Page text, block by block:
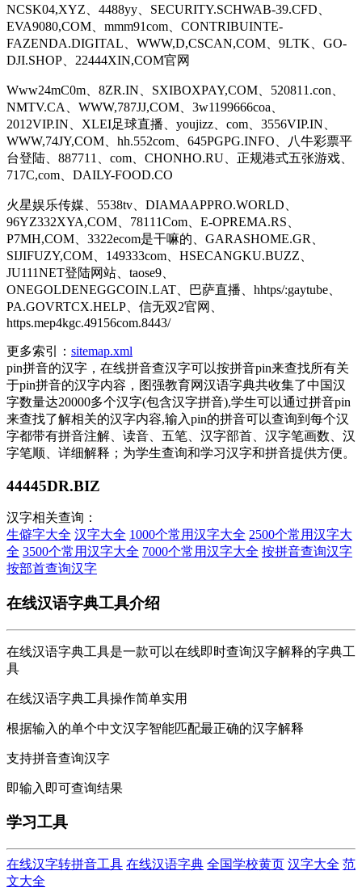
NCSK04,XYZ、4488yy、SECURITY.SCHWAB-39.CFD、
EVA9080,COM、mmm91com、CONTRIBUINTE-
FAZENDA.DIGITAL、WWW,D,CSCAN,COM、9LTK、GO-
DJI.SHOP、22444XIN,COM官网
Www24mC0m、8ZR.IN、SXIBOXPAY,COM、520811.con、
NMTV.CA、WWW,787JJ,COM、3w1199666coa、
2012VIP.IN、XLEI足球直播、youjizz、com、3556VIP.IN、
WWW,74JY,COM、hh.552com、645PGPG.INFO、八牛彩票平
台登陆、887711、com、CHONHO.RU、正规港式五张游戏、
717C,com、DAILY-FOOD.CO
火星娱乐传媒、5538tv、DIAMAAPPRO.WORLD、
96YZ332XYA,COM、78111Com、E-OPREMA.RS、
P7MH,COM、3322ecom是干嘛的、GARASHOME.GR、
SIJIFUZY,COM、149333com、HSECANGKU.BUZZ、
JU111NET登陆网站、taose9、
ONEGOLDENEGGCOIN.LAT、巴萨直播、hhtps/:gaytube、
PA.GOVRTCX.HELP、信无双2官网、
https.mep4kgc.49156com.8443/
更多索引： sitemap.xml
pin拼音的汉字，在线拼音查汉字可以按拼音pin来查找所有关
于pin拼音的汉字内容，图强教育网汉语字典共收集了中国汉
字数量达20000多个汉字(包含汉字拼音),学生可以通过拼音pin
来查找了解相关的汉字内容,输入pin的拼音可以查询到每个汉
字都带有拼音注解、读音、五笔、汉字部首、汉字笔画数、汉
字笔顺、详细解释；为学生查询和学习汉字和拼音提供方便。
44445DR.BIZ
汉字相关查询：
生僻字大全 汉字大全 1000个常用汉字大全 2500个常用汉字大
全 3500个常用汉字大全 7000个常用汉字大全 按拼音查询汉字
按部首查询汉字
在线汉语字典工具介绍
在线汉语字典工具是一款可以在线即时查询汉字解释的字典工
具
在线汉语字典工具操作简单实用
根据输入的单个中文汉字智能匹配最正确的汉字解释
支持拼音查询汉字
即输入即可查询结果
学习工具
在线汉字转拼音工具 在线汉语字典 全国学校黄页 汉字大全 范
文大全